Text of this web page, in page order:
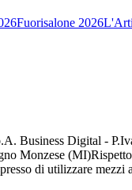
Fuorisalone 2026
Business Digital -
Monzese (MI)
di utilizzare mezzi